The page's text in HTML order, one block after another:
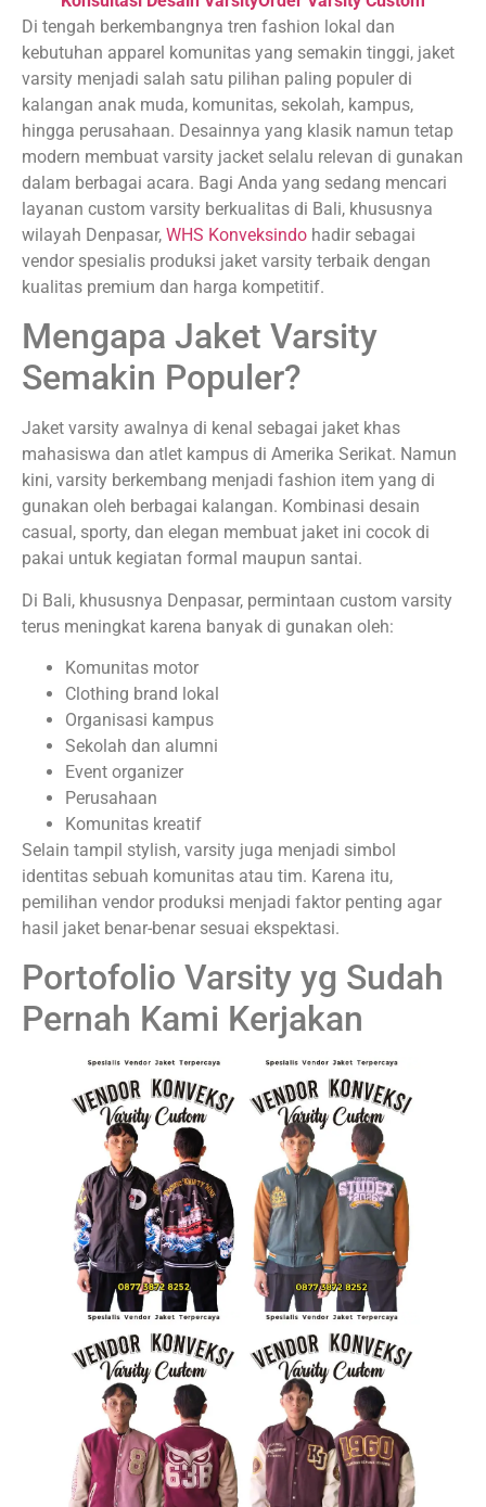
Di tengah berkembangnya tren fashion lokal dan
kebutuhan apparel komunitas yang semakin tinggi, jaket
varsity menjadi salah satu pilihan paling populer di
kalangan anak muda, komunitas, sekolah, kampus,
hingga perusahaan. Desainnya yang klasik namun tetap
modern membuat varsity jacket selalu relevan di gunakan
dalam berbagai acara. Bagi Anda yang sedang mencari
layanan custom varsity berkualitas di Bali, khususnya
wilayah Denpasar, WHS Konveksindo hadir sebagai
vendor spesialis produksi jaket varsity terbaik dengan
kualitas premium dan harga kompetitif.
Mengapa Jaket Varsity
Semakin Populer?
Jaket varsity awalnya di kenal sebagai jaket khas
mahasiswa dan atlet kampus di Amerika Serikat. Namun
kini, varsity berkembang menjadi fashion item yang di
gunakan oleh berbagai kalangan. Kombinasi desain
casual, sporty, dan elegan membuat jaket ini cocok di
pakai untuk kegiatan formal maupun santai.
Di Bali, khususnya Denpasar, permintaan custom varsity
terus meningkat karena banyak di gunakan oleh:
Komunitas motor
Clothing brand lokal
Organisasi kampus
Sekolah dan alumni
Event organizer
Perusahaan
Komunitas kreatif
Selain tampil stylish, varsity juga menjadi simbol
identitas sebuah komunitas atau tim. Karena itu,
pemilihan vendor produksi menjadi faktor penting agar
hasil jaket benar-benar sesuai ekspektasi.
Portofolio Varsity yg Sudah
Pernah Kami Kerjakan